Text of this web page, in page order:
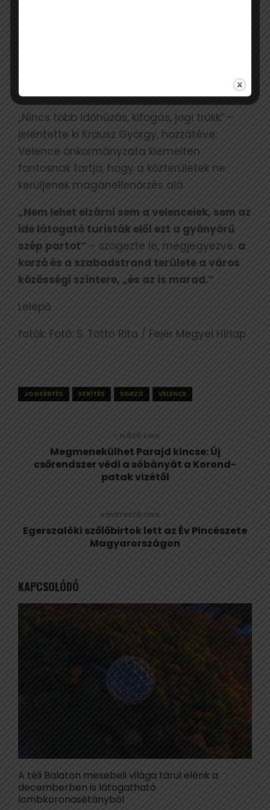
„Nincs több időhúzás, kifogás, jogi trükk” –
jelentette ki Krausz György, hozzátéve:
Velence önkormányzata kiemelten
fontosnak tartja, hogy a közterületek ne
kerüljenek magánellenőrzés alá.
„Nem lehet elzárni sem a velenceiek, sem az
ide látogató turisták elől ezt a gyönyörű
szép partot” – szögezte le, megjegyezve: a
korzó és a szabadstrand területe a város
közösségi színtere, „és az is marad.”
Lelépő
fotók: Fotó: S. Töttő Rita / Fejér Megyei Hírlap
JOGSÉRTÉS KERÍTÉS KORZÓ VELENCE
ELŐZŐ CIKK
Megmenekülhet Parajd kincse: Új
csőrendszer védi a sóbányát a Korond-
patak vizétől
KÖVETKEZŐ CIKK
Egerszalóki szőlőbirtok lett az Év Pincészete
Magyarországon
KAPCSOLÓDÓ
A téli Balaton mesebeli világa tárul elénk a
decemberben is látogatható
lombkoronasétányból